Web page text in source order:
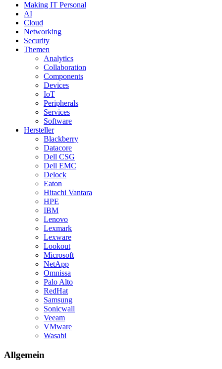
Making IT Personal
AI
Cloud
Networking
Security
Themen
Analytics
Collaboration
Components
Devices
IoT
Peripherals
Services
Software
Hersteller
Blackberry
Datacore
Dell CSG
Dell EMC
Delock
Eaton
Hitachi Vantara
HPE
IBM
Lenovo
Lexmark
Lexware
Lookout
Microsoft
NetApp
Omnissa
Palo Alto
RedHat
Samsung
Sonicwall
Veeam
VMware
Wasabi
Allgemein